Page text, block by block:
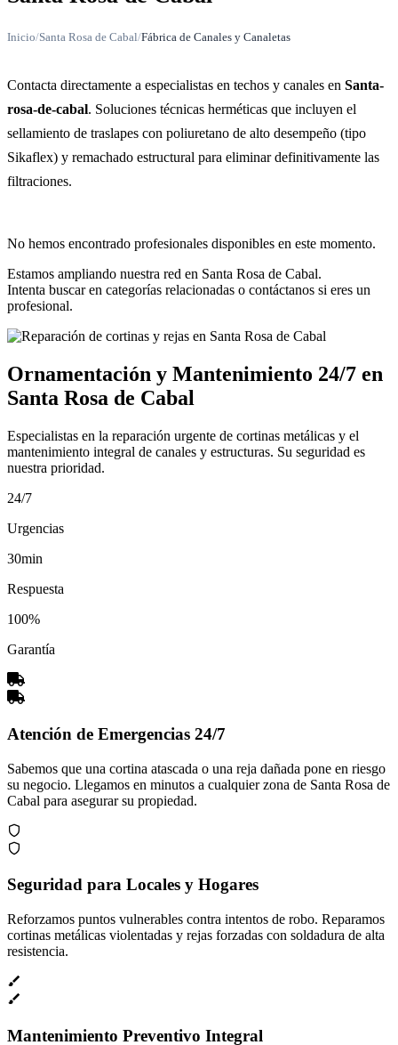
Inicio/Santa Rosa de Cabal/Fábrica de Canales y Canaletas
Contacta directamente a especialistas en techos y canales en Santa-
rosa-de-cabal. Soluciones técnicas herméticas que incluyen el
sellamiento de traslapes con poliuretano de alto desempeño (tipo
Sikaflex) y remachado estructural para eliminar definitivamente las
filtraciones.
No hemos encontrado profesionales disponibles en este momento.
Estamos ampliando nuestra red en Santa Rosa de Cabal.
Intenta buscar en categorías relacionadas o contáctanos si eres un
profesional.
Ornamentación y Mantenimiento 24/7 en
Santa Rosa de Cabal
Especialistas en la reparación urgente de cortinas metálicas y el
mantenimiento integral de canales y estructuras. Su seguridad es
nuestra prioridad.
24/7
Urgencias
30min
Respuesta
100%
Garantía
Atención de Emergencias 24/7
Sabemos que una cortina atascada o una reja dañada pone en riesgo
su negocio. Llegamos en minutos a cualquier zona de Santa Rosa de
Cabal para asegurar su propiedad.
Seguridad para Locales y Hogares
Reforzamos puntos vulnerables contra intentos de robo. Reparamos
cortinas metálicas violentadas y rejas forzadas con soldadura de alta
resistencia.
Mantenimiento Preventivo Integral